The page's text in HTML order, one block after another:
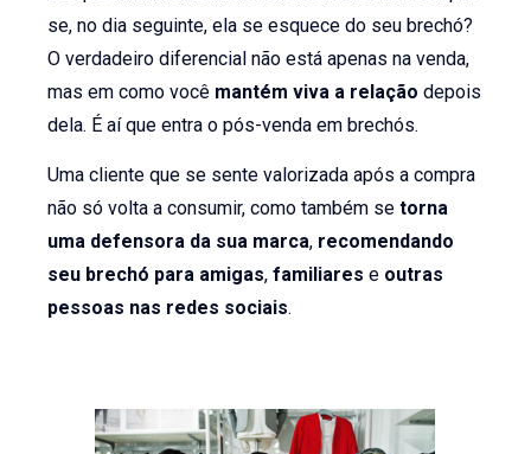
se, no dia seguinte, ela se esquece do seu brechó?
O verdadeiro diferencial não está apenas na venda,
mas em como você mantém viva a relação depois
dela. É aí que entra o pós-venda em brechós.
Uma cliente que se sente valorizada após a compra
não só volta a consumir, como também se torna
uma defensora da sua marca, recomendando
seu brechó para amigas,familiarese outras
pessoas nas redes sociais.